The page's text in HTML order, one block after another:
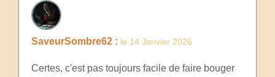
SaveurSombre62 : le 14 Janvier 2026
Certes, c'est pas toujours facile de faire bouger